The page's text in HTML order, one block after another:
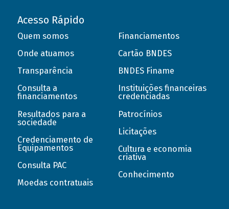
Acesso Rápido
Quem somos
Onde atuamos
Transparência
Consulta a
financiamentos
Resultados para a
sociedade
Credenciamento de
Equipamentos
Consulta PAC
Moedas contratuais
Financiamentos
Cartão BNDES
BNDES Finame
Instituições financeiras
credenciadas
Patrocínios
Licitações
Cultura e economia
criativa
Conhecimento